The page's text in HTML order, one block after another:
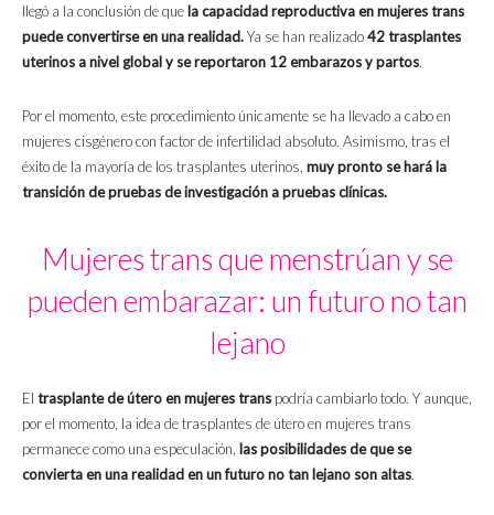
llegó a la conclusión de que la capacidad reproductiva en mujeres trans
puede convertirse en una realidad.Ya se han realizado42 trasplantes
uterinos a nivel global y se reportaron 12 embarazos y partos.
Por el momento, este procedimiento únicamente se ha llevado a cabo en
mujeres cisgénero con factor de infertilidad absoluto. Asimismo, tras el
éxito de la mayoría de los trasplantes uterinos, muy pronto se hará la
transición de pruebas de investigación a pruebas clínicas.
Mujeres trans que menstrúan y se
pueden embarazar: un futuro no tan
lejano
El trasplante de útero en mujeres trans podría cambiarlo todo. Y aunque,
por el momento, la idea de trasplantes de útero en mujeres trans
permanece como una especulación, las posibilidades de que se
convierta en una realidad en un futuro no tan lejano son altas.